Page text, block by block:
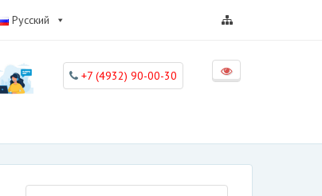
Русский
+7 (4932) 90-00-30